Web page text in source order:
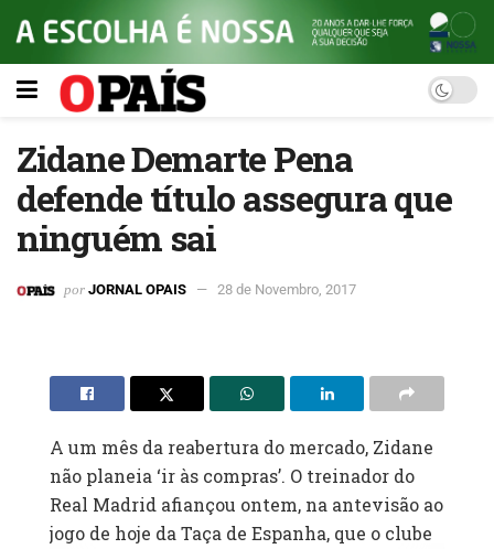
Zidane Demarte Pena
defende título assegura que
ninguém sai
por JORNAL OPAIS 28 de Novembro, 2017
A um mês da reabertura do mercado, Zidane
não planeia ‘ir às compras’. O treinador do
Real Madrid afiançou ontem, na antevisão ao
jogo de hoje da Taça de Espanha, que o clube